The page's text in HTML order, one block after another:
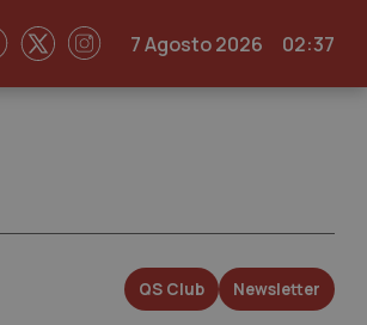
7 Agosto 2026 02:37
QS Club Newsletter